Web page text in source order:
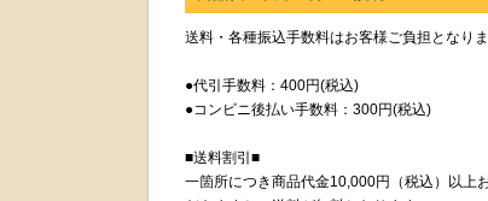
送料・各種振込手数料はお客様ご負担となりま
●代引手数料：400円(税込)
●コンビニ後払い手数料：300円(税込)
■送料割引■
一箇所につき商品代金10,000円（税込）以上